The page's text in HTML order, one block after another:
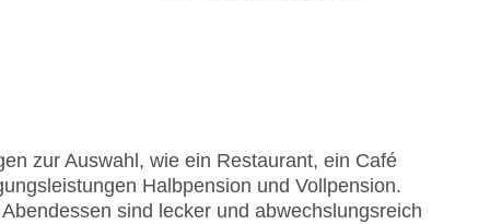
zur Auswahl, wie ein Restaurant, ein Café
Halbpension und Vollpension.
sind lecker und abwechslungsreich